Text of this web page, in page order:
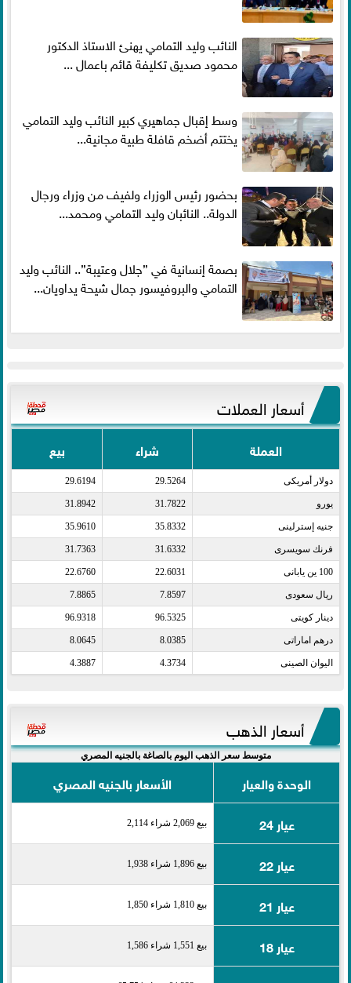
النائب وليد التمامي يهنئ الاستاذ الدكتور
محمود صديق تكليفة قائم باعمال ...
وسط إقبال جماهيري كبير النائب وليد التمامي
يختتم أضخم قافلة طبية مجانية...
بحضور رئيس الوزراء ولفيف من وزراء ورجال
الدولة.. النائبان وليد التمامي ومحمد...
بصمة إنسانية في ”جلال وعتيبة”.. النائب وليد
التمامي والبروفيسور جمال شيحة يداويان...
أسعار العملات
العملة شراء بيع
دولار أمريكى​ 29.5264
29.6194
يورو​ 31.7822
31.8942
جنيه إسترلينى​ 35.8332
35.9610
فرنك سويسرى​ 31.6332
31.7363
100 ين يابانى​ 22.6031
22.6760
ريال سعودى​ 7.8597
7.8865
دينار كويتى​ 96.5325
96.9318
درهم اماراتى​ 8.0385
8.0645
اليوان الصينى​ 4.3734
4.3887
أسعار الذهب
متوسط سعر الذهب اليوم بالصاغة بالجنيه المصري
الوحدة والعيار
الأسعار بالجنيه المصري
عيار 24
بيع 2,069 شراء 2,114
عيار 22 بيع 1,896 شراء 1,938
عيار 21 بيع 1,810 شراء 1,850
عيار 18 بيع 1,551 شراء 1,586